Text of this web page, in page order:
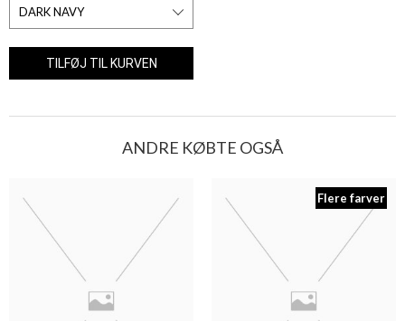
ANDRE KØBTE OGSÅ
Flere farver